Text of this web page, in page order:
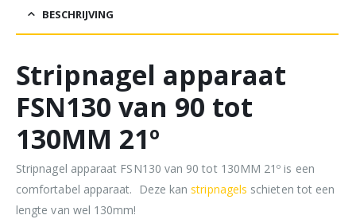
BESCHRIJVING
Stripnagel apparaat
FSN130 van 90 tot
130MM 21º
Stripnagel apparaat FSN130 van 90 tot 130MM 21º is een
comfortabel apparaat. Deze kanstripnagels schieten tot een
lengte van wel 130mm!